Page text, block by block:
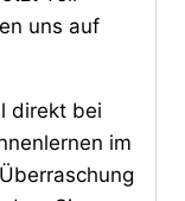
uns auf
direkt bei
im